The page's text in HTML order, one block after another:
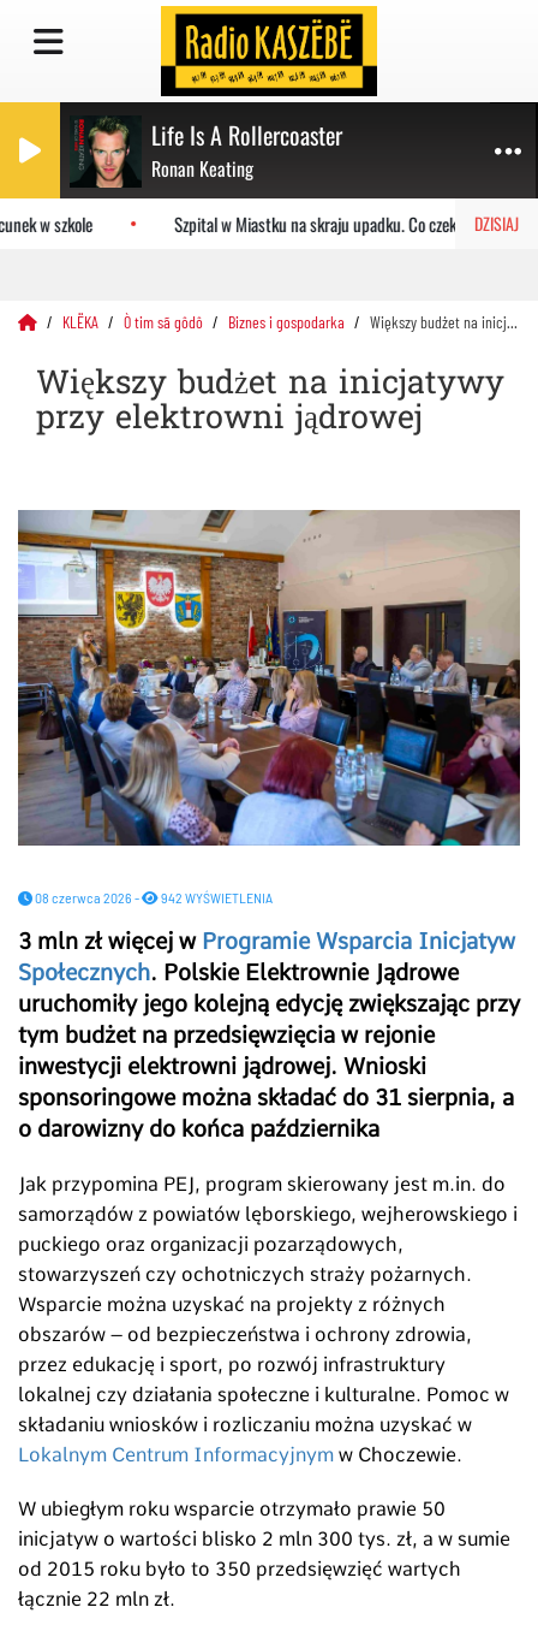
Life Is A Rollercoaster
Ronan Keating
DZISIAJ
w szkole Szpital w Miastku na skraju upadku. Co czeka placówkę?
KLËKA Ò tim sã gôdô Biznes i gospodarka Większy budżet na inicjatywy przy elektrowni jądrowej
Większy budżet na inicjatywy
przy elektrowni jądrowej
08 czerwca 2026 - 942 WYŚWIETLENIA
3 mln zł więcej w Programie Wsparcia Inicjatyw
Społecznych. Polskie Elektrownie Jądrowe
uruchomiły jego kolejną edycję zwiększając przy
tym budżet na przedsięwzięcia w rejonie
inwestycji elektrowni jądrowej. Wnioski
sponsoringowe można składać do 31 sierpnia, a
o darowizny do końca października
Jak przypomina PEJ, program skierowany jest m.in. do
samorządów z powiatów lęborskiego, wejherowskiego i
puckiego oraz organizacji pozarządowych,
stowarzyszeń czy ochotniczych straży pożarnych.
Wsparcie można uzyskać na projekty z różnych
obszarów – od bezpieczeństwa i ochrony zdrowia,
przez edukację i sport, po rozwój infrastruktury
lokalnej czy działania społeczne i kulturalne. Pomoc w
składaniu wniosków i rozliczaniu można uzyskać w
Lokalnym Centrum Informacyjnym w Choczewie.
W ubiegłym roku wsparcie otrzymało prawie 50
inicjatyw o wartości blisko 2 mln 300 tys. zł, a w sumie
od 2015 roku było to 350 przedsięwzięć wartych
łącznie 22 mln zł.